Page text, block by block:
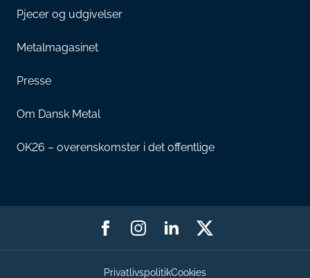
Pjecer og udgivelser
Metalmagasinet
Presse
Om Dansk Metal
OK26 – overenskomster i det offentlige
PrivatlivspolitikCookies